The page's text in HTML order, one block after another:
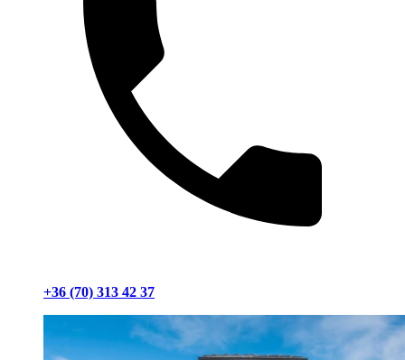
+36 (70) 313 42 37